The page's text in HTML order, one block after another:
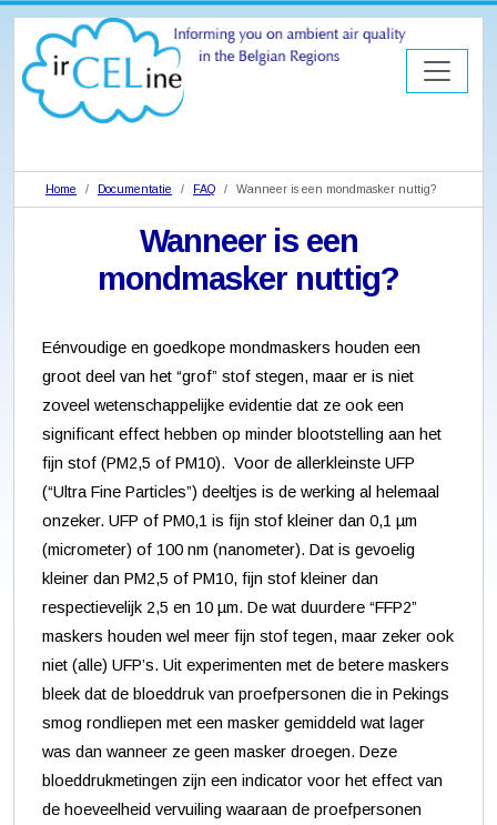
Home Documentatie FAQ Wanneer is een mondmasker nuttig?
Wanneer is een
mondmasker nuttig?
Eénvoudige en goedkope mondmaskers houden een
groot deel van het “grof” stof stegen, maar er is niet
zoveel wetenschappelijke evidentie dat ze ook een
significant effect hebben op minder blootstelling aan het
fijn stof (PM2,5 of PM10). Voor de allerkleinste UFP
(“Ultra Fine Particles”) deeltjes is de werking al helemaal
onzeker. UFP of PM0,1 is fijn stof kleiner dan 0,1 µm
(micrometer) of 100 nm (nanometer). Dat is gevoelig
kleiner dan PM2,5 of PM10, fijn stof kleiner dan
respectievelijk 2,5 en 10 µm. De wat duurdere “FFP2”
maskers houden wel meer fijn stof tegen, maar zeker ook
niet (alle) UFP’s. Uit experimenten met de betere maskers
bleek dat de bloeddruk van proefpersonen die in Pekings
smog rondliepen met een masker gemiddeld wat lager
was dan wanneer ze geen masker droegen. Deze
bloeddrukmetingen zijn een indicator voor het effect van
de hoeveelheid vervuiling waaraan de proefpersonen